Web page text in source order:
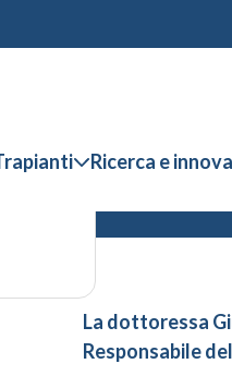
Ricerca e
La dottoressa
Responsabile